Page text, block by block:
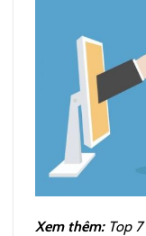
Xem thêm:Top 7